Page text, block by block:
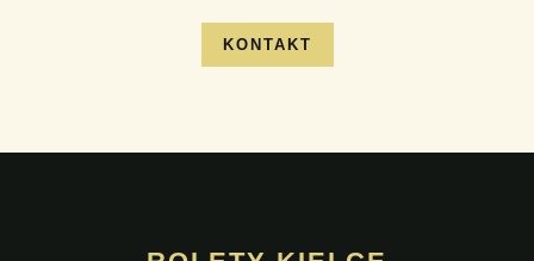
KONTAKT